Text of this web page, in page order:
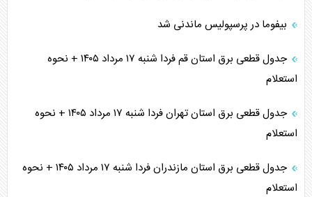
بیفوما در پرسپولیس ماندنی شد
جدول قطعی برق استان قم فردا شنبه ۱۷ مرداد ۱۴۰۵ + نحوه
استعلام
جدول قطعی برق استان تهران فردا شنبه ۱۷ مرداد ۱۴۰۵ + نحوه
استعلام
جدول قطعی برق استان مازندران فردا شنبه ۱۷ مرداد ۱۴۰۵ + نحوه
استعلام